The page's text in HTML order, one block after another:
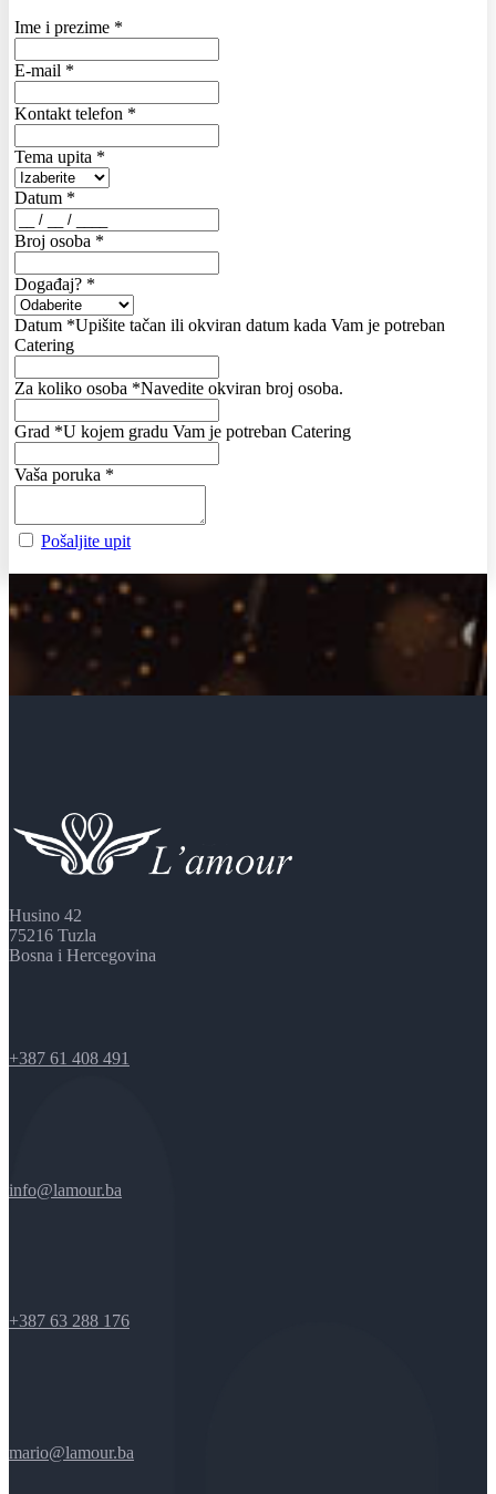
Ime i prezime *
E-mail *
Kontakt telefon *
Tema upita *
Datum *
Broj osoba *
Događaj? *
Datum *Upišite tačan ili okviran datum kada Vam je potreban
Catering
Za koliko osoba *Navedite okviran broj osoba.
Grad *U kojem gradu Vam je potreban Catering
Vaša poruka *
Pošaljite upit
Husino 42
75216 Tuzla
Bosna i Hercegovina
+387 61 408 491
info@lamour.ba
+387 63 288 176
mario@lamour.ba